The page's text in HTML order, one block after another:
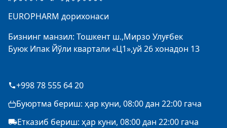
EUROPHARM дорихонаси
Бизнинг манзил: Тошкент ш.,Мирзо Улуғбек
Буюк Ипак Йўли квартали «Ц1»,уй 26 хонадон 13
+998 78 555 64 20
Буюртма бериш: ҳар куни, 08:00 дан 22:00 гача
Етказиб бериш: ҳар куни, 08:00 дан 22:00 гача